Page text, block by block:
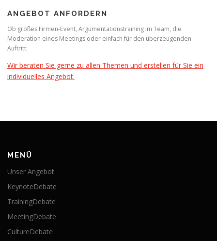
ANGEBOT ANFORDERN
Ob großes Firmen-Event, Argumentationstraining im Team, die
Moderation eines Meetings oder einfach für den überzeugenden
Auftritt:
Wir beraten Sie gerne zu allen Themen und erstellen für Sie ein
individuelles Angebot.
MENÜ
Unser Angebot
KeynoteDebate
TrainingDebate
MeetingDebate
CultureDebate